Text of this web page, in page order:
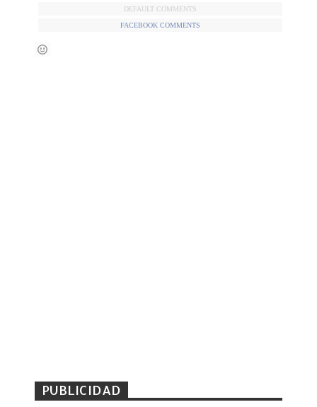
DEFAULT COMMENTS
FACEBOOK COMMENTS
PUBLICIDAD